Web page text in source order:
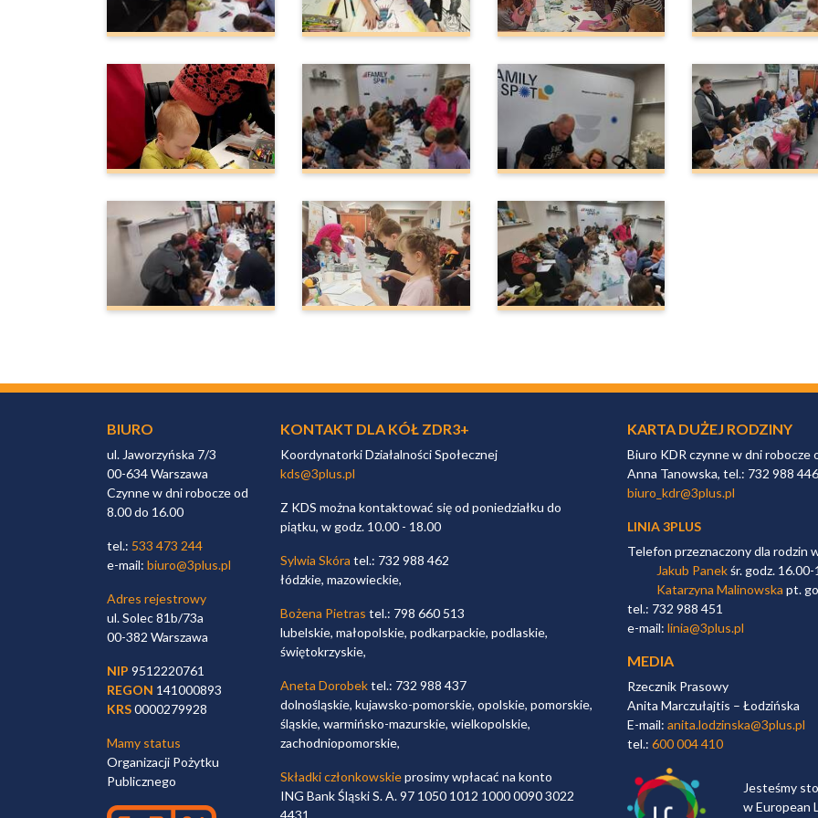
BIURO
ul. Jaworzyńska 7/3
00-634 Warszawa
Czynne w dni robocze od
8.00 do 16.00
tel.: 533 473 244
e-mail: biuro@3plus.pl
Adres rejestrowy
ul. Solec 81b/73a
00-382 Warszawa
NIP 9512220761
REGON 141000893
KRS0000279928
Mamy status
Organizacji Pożytku
Publicznego
KONTAKT DLA KÓŁ ZDR3+
Koordynatorki Działalności Społecznej
kds@3plus.pl
Z KDS można kontaktować się od poniedziałku do
piątku, w godz. 10.00 - 18.00
Sylwia Skóra tel.: 732 988 462
łódzkie, mazowieckie,
Bożena Pietras tel.: 798 660 513
lubelskie, małopolskie, podkarpackie, podlaskie,
świętokrzyskie,
Aneta Dorobektel.: 732 988 437
dolnośląskie, kujawsko-pomorskie, opolskie, pomorskie,
śląskie, warmińsko-mazurskie, wielkopolskie,
zachodniopomorskie,
Składki członkowskieprosimy wpłacać na konto
ING Bank Śląski S. A. 97 1050 1012 1000 0090 3022
KARTA DUŻEJ RODZINY
Biuro KDR czynne w dni robocze
Anna Tanowska, tel.: 732 988 446
biuro_kdr@3plus.pl
LINIA 3PLUS
Telefon przeznaczony dla rodzin
Jakub Panekśr. godz. 16.00-
Katarzyna Malinowska pt.
tel.: 732 988 451
e-mail: linia@3plus.pl
MEDIA
Rzecznik Prasowy
Anita Marczułajtis – Łodzińska
E-mail: anita.lodzinska@3plus.pl
tel.: 600 004 410
Jesteśmy
w European